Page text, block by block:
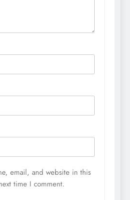
email, and website in this
time I comment.